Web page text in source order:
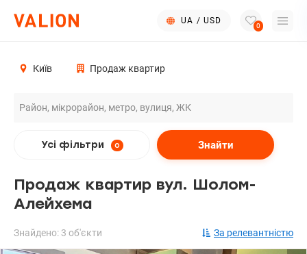
UA / USD
0
Київ Продаж квартир
Усі фільтри 0 Знайти
Продаж квартир вул. Шолом-
Алейхема
Знайдено: 3 об'єкти За релевантністю